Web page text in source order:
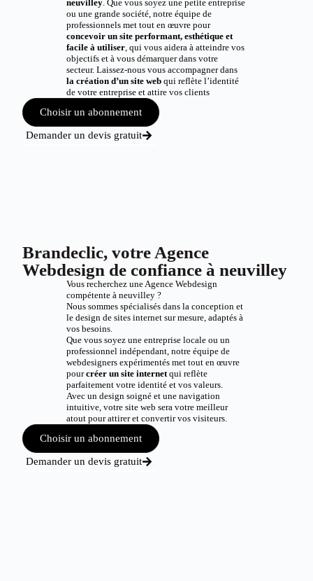
neuvilley. Que vous soyez une petite entreprise
ou une grande société, notre équipe de
professionnels met tout en œuvre pour
concevoir un site performant, esthétique et
facile à utiliser, qui vous aidera à atteindre vos
objectifs et à vous démarquer dans votre
secteur. Laissez-nous vous accompagner dans
la création d’un site webqui reflète l’identité
de votre entreprise et attire vos clients
Choisir un abonnement
Demander un devis gratuit
Brandeclic, votre Agence
Webdesign de confiance à neuvilley
Vous recherchez une Agence Webdesign
compétente à neuvilley ?
Nous sommes spécialisés dans la conception et
le design de sites internet sur mesure, adaptés à
vos besoins.
Que vous soyez une entreprise locale ou un
professionnel indépendant, notre équipe de
webdesigners expérimentés met tout en œuvre
pourcréer un site internetqui reflète
parfaitement votre identité et vos valeurs.
Avec un design soigné et une navigation
intuitive, votre site web sera votre meilleur
atout pour attirer et convertir vos visiteurs.
Choisir un abonnement
Demander un devis gratuit